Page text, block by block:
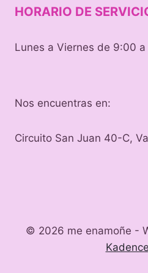
HORARIO DE
Lunes a Viernes de 9:00 a
Nos encuentras en:
Circuito San Juan 40-C,
© 2026 me enamoñe -